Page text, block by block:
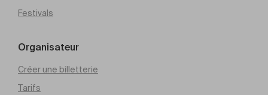
Festivals
Organisateur
Créer une billetterie
Tarifs